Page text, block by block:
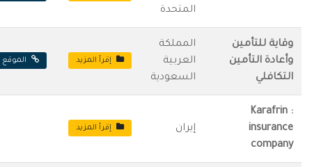
المتحدة
وقاية للتأمين
وأعادة التأمين
التكافلي
المملكة
العربية
السعودية
إقرأ المزيد الموقع
: Karafrin
insurance
company
إيران إقرأ المزيد